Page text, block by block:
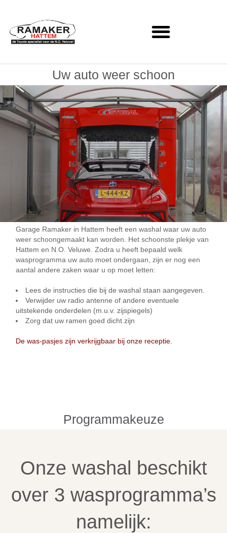
Uw auto weer schoon
Garage Ramaker in Hattem heeft een washal waar uw auto
weer schoongemaakt kan worden. Het schoonste plekje van
Hattem en N.O. Veluwe.Zodra u heeft bepaald welk
wasprogramma uw auto moet ondergaan, zijn er nog een
aantal andere zaken waar u op moet letten:
Lees de instructies die bij de washal staan aangegeven.
Verwijder uw radio antenne of andere eventuele
uitstekende onderdelen (m.u.v. zijspiegels)
Zorg dat uw ramen goed dicht zijn
De was-pasjes zijn verkrijgbaar bij onze receptie.
Programmakeuze
Onze washal beschikt
over 3 wasprogramma’s
namelijk: